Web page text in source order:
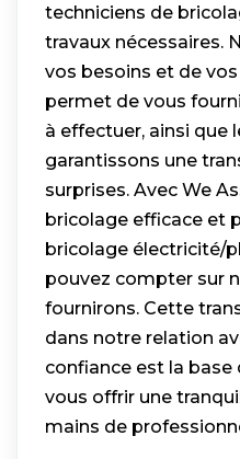
techniciens de
travaux nécessaires.
vos besoins et de
permet de vous
à effectuer, ainsi que
garantissons une
surprises. Avec We
bricolage efficace et
bricolage électricité/
pouvez compter sur
fournirons. Cette
dans notre relation
confiance est la
vous offrir une
mains de